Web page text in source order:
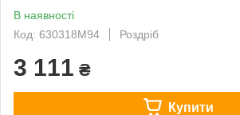
В наявності
Код: 630318M94
Роздріб
3 111 ₴
Купити